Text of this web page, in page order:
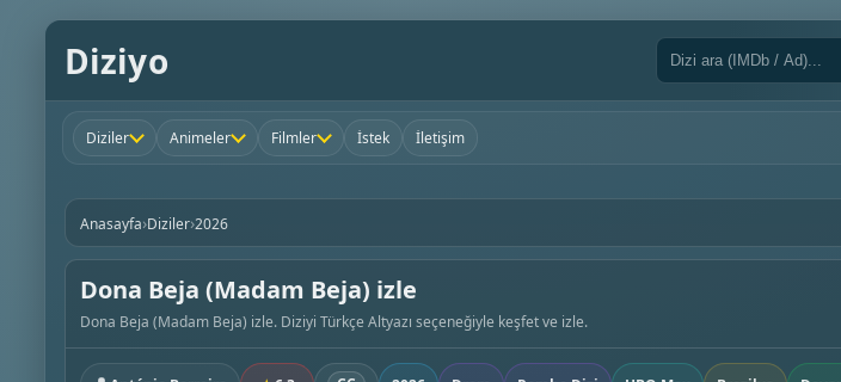
Diziyo
Diziler Animeler Filmler İstek İletişim
Anasayfa›Diziler›2026
Dona Beja (Madam Beja) izle
Dona Beja (Madam Beja) izle. Diziyi Türkçe Altyazı seçeneğiyle keşfet ve izle.